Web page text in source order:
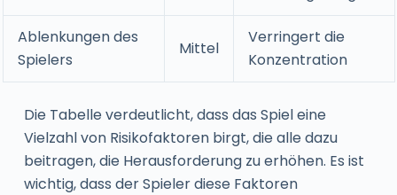
Ablenkungen des
Spielers
Mittel
Verringert die
Konzentration
Die Tabelle verdeutlicht, dass das Spiel eine
Vielzahl von Risikofaktoren birgt, die alle dazu
beitragen, die Herausforderung zu erhöhen. Es ist
wichtig, dass der Spieler diese Faktoren